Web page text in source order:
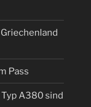
Pass
A380 sind